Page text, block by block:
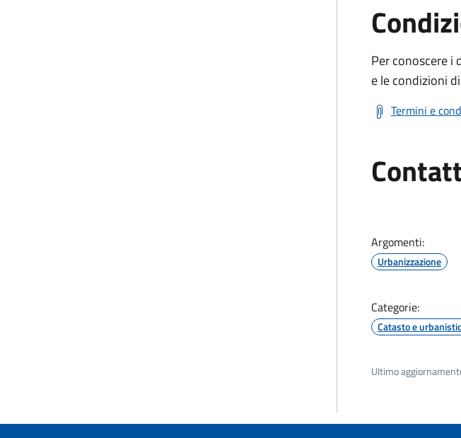
Per conoscere i
e le condizioni
Termini e
Argomenti:
Urbanizzazione
Categorie:
Catasto e
Ultimo